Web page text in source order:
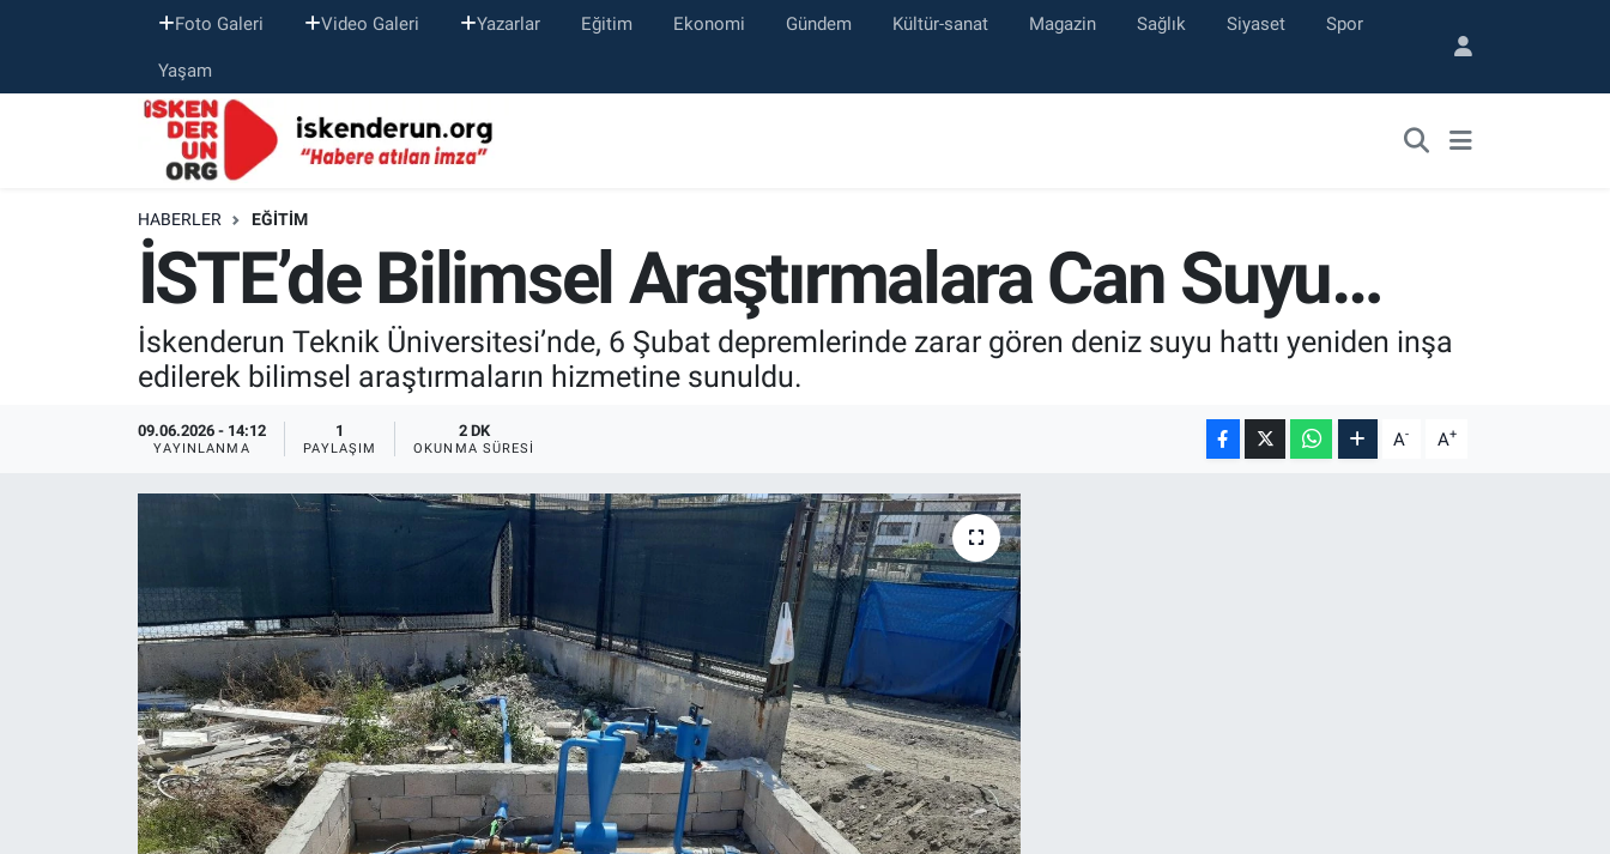
Foto Galeri Video Galeri Yazarlar Eğitim Ekonomi Gündem Kültür-sanat Magazin Sağlık Siyaset Spor
Yaşam
HABERLER EĞITIM
İSTE’de Bilimsel Araştırmalara Can Suyu…
İskenderun Teknik Üniversitesi’nde, 6 Şubat depremlerinde zarar gören deniz suyu hattı yeniden inşa
edilerek bilimsel araştırmaların hizmetine sunuldu.
09.06.2026 - 14:12
YAYINLANMA
1
PAYLAŞIM
2 DK
OKUNMA SÜRESI A- A+